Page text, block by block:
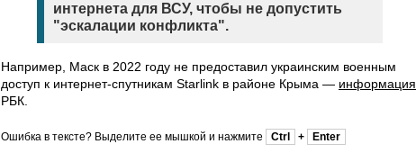
интернета для ВСУ, чтобы не допустить
"эскалации конфликта".
Например, Маск в 2022 году не предоставил украинским военным
доступ к интернет-спутникам Starlink в районе Крыма — информация
РБК.
Ошибка в тексте? Выделите ее мышкой и нажмите Ctrl + Enter